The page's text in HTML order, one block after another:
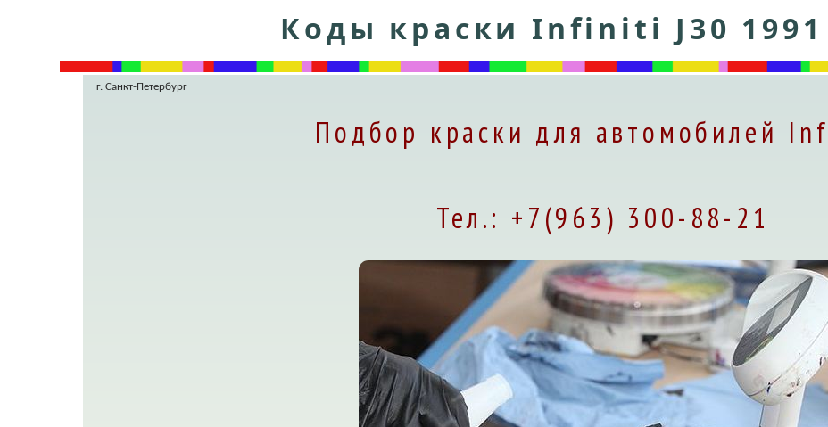
Коды краски Infiniti J30 1991
г. Санкт-Петербург
Подбор краски для автомобилей
Тел.: +7(963) 300-88-21